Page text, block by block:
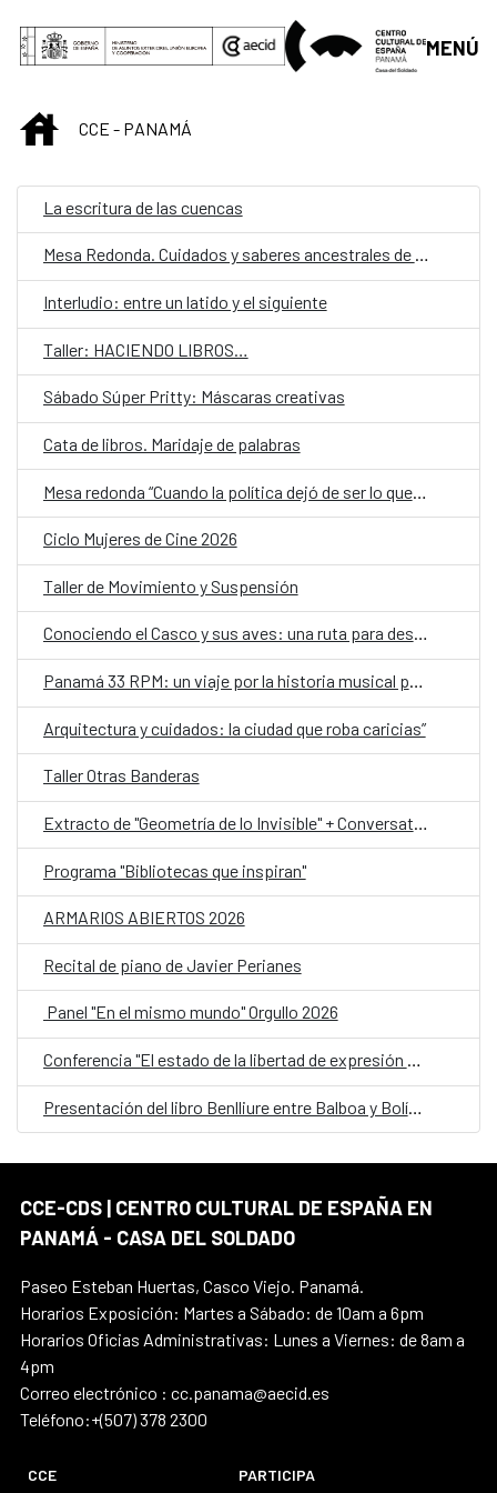
Saltar al contenido principal
MENÚ
INICIOCCE - PANAMÁ
La escritura de las cuencas
Mesa Redonda. Cuidados y saberes ancestrales de las mujeres en las comarcas indígenas en Panamá.
Interludio: entre un latido y el siguiente
Taller: HACIENDO LIBROS…
Sábado Súper Pritty: Máscaras creativas
Cata de libros. Maridaje de palabras
Mesa redonda “Cuando la política dejó de ser lo que era”
Ciclo Mujeres de Cine 2026
Taller de Movimiento y Suspensión
Conociendo el Casco y sus aves: una ruta para descubrir la biodiversidad urbana y reflexionar sobre el clima
Panamá 33 RPM: un viaje por la historia musical panameña, ahora en Portobelo
Arquitectura y cuidados: la ciudad que roba caricias”
Taller Otras Banderas
Extracto de "Geometría de lo Invisible" + Conversatorio y Taller
Programa "Bibliotecas que inspiran"
ARMARIOS ABIERTOS 2026
Recital de piano de Javier Perianes
Panel "En el mismo mundo" Orgullo 2026
Conferencia "El estado de la libertad de expresión en América Latina"
Presentación del libro Benlliure entre Balboa y Bolívar
CCE-CDS | CENTRO CULTURAL DE ESPAÑA EN
PANAMÁ - CASA DEL SOLDADO
Paseo Esteban Huertas, Casco Viejo. Panamá.
Horarios Exposición: Martes a Sábado: de 10am a 6pm
Horarios Oficias Administrativas: Lunes a Viernes: de 8am a
4pm
Correo electrónico : cc.panama@aecid.es
Teléfono:+(507) 378 2300
CCE
PARTICIPA